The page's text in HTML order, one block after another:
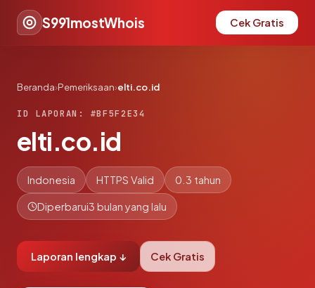
S991mostWhois Cek Gratis
Beranda›Pemeriksaan›elti.co.id
ID LAPORAN: #BF5F2E34
elti.co.id
Indonesia HTTPS Valid 0.3 tahun
Diperbarui3 bulan yang lalu
Laporan lengkap ↓ Cek Gratis